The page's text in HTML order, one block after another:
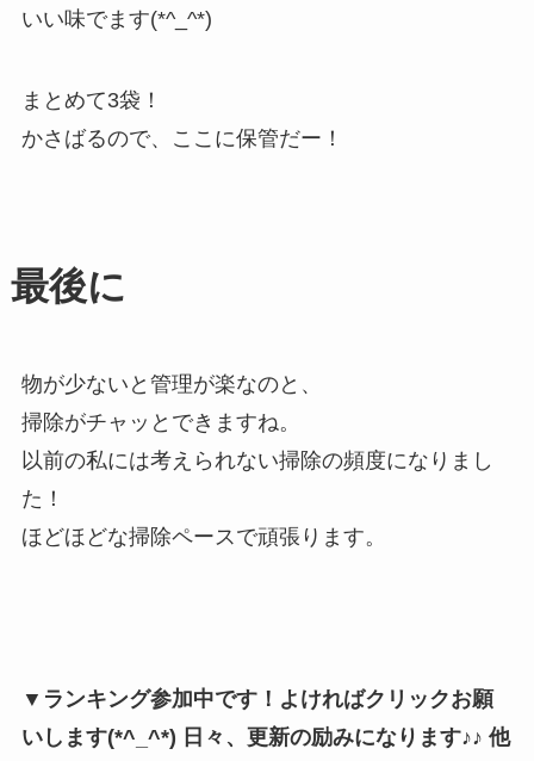
いい味でます(*^_^*)
まとめて3袋！
かさばるので、ここに保管だー！
最後に
物が少ないと管理が楽なのと、
掃除がチャッとできますね。
以前の私には考えられない掃除の頻度になりまし
た！
ほどほどな掃除ペースで頑張ります。
▼ランキング参加中です！よければクリックお願
いします(*^_^*) 日々、更新の励みになります♪♪ 他